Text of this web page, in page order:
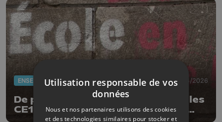
ENSEIGNEMENT 18/06/2026
De plus en plus d'écoles annulent les
CE1D et CESS à la veille du début
des épreuves
Utilisation responsable de vos
données
Nous et nos partenaires utilisons des cookies
et des technologies similaires pour stocker et